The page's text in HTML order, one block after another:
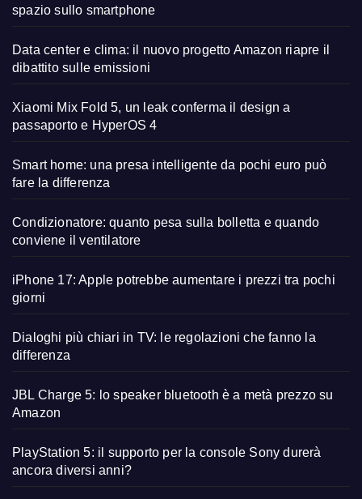
spazio sullo smartphone
Data center e clima: il nuovo progetto Amazon riapre il
dibattito sulle emissioni
Xiaomi Mix Fold 5, un leak conferma il design a
passaporto e HyperOS 4
Smart home: una presa intelligente da pochi euro può
fare la differenza
Condizionatore: quanto pesa sulla bolletta e quando
conviene il ventilatore
iPhone 17: Apple potrebbe aumentare i prezzi tra pochi
giorni
Dialoghi più chiari in TV: le regolazioni che fanno la
differenza
JBL Charge 5: lo speaker bluetooth è a metà prezzo su
Amazon
PlayStation 5: il supporto per la console Sony durerà
ancora diversi anni?